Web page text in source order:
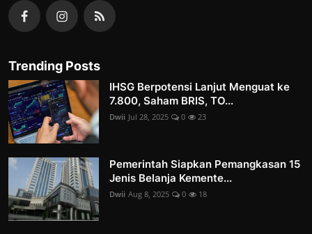
Trending Posts
IHSG Berpotensi Lanjut Menguat ke
7.800, Saham BRIS, TO...
Dwii Jul 28, 2025 0 23
Pemerintah Siapkan Pemangkasan 15
Jenis Belanja Kemente...
Dwii Aug 8, 2025 0 18